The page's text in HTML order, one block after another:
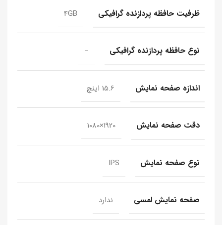
ظرفیت حافظه پردازنده گرافیکی 4GB
نوع حافظه پردازنده گرافیکی –
اندازه صفحه نمایش 15.6 اینچ
دقت صفحه نمایش 1920×1080
نوع صفحه نمایش IPS
صفحه نمایش لمسی ندارد